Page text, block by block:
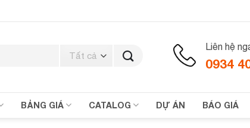
Liên hệ
0934
BẢNG GIÁ CATALOG DỰ ÁN BÁO GIÁ